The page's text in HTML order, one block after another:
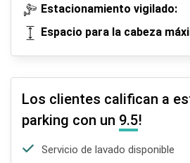
Estacionamiento vigilado:
Espacio para la cabeza
Los clientes califican a
parking con un 9.5!
Servicio de lavado disponible